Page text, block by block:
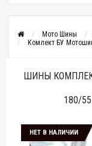
Мото Шины
Комлект БУ
ШИНЫ
180/
НЕТ В НАЛИЧИИ